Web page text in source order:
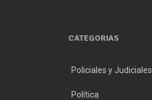
CATEGORIAS
Policiales y Judiciales
Política